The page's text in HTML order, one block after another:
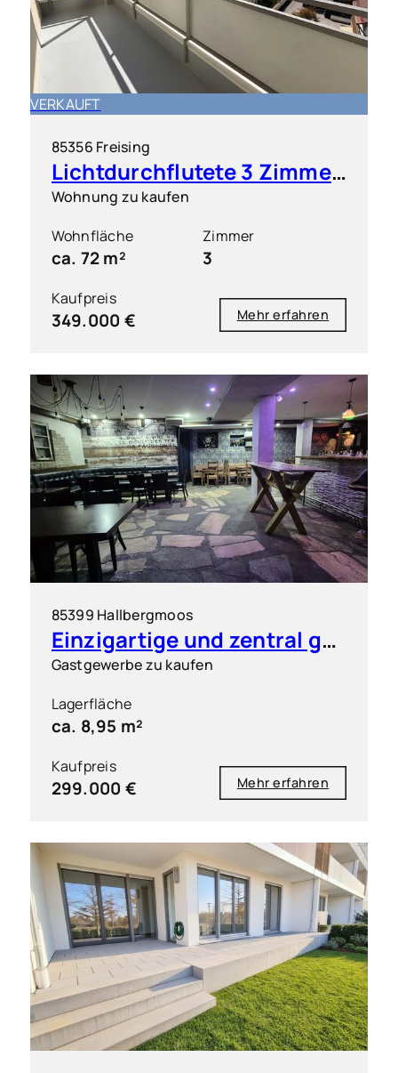
VERKAUFT
85356 Freising
Lichtdurchflutete 3 Zimmer-Wohnung mit traumhaften Weitblick
Wohnung zu kaufen
Wohnfläche
ca. 72 m²
Zimmer
3
Kaufpreis
349.000 € Mehr erfahren
85399 Hallbergmoos
Einzigartige und zentral gelegene Gastronomieeinheit in Hallbergmoos, sehr gut vermietet!
Gastgewerbe zu kaufen
Lagerfläche
ca. 8,95 m²
Kaufpreis
299.000 € Mehr erfahren